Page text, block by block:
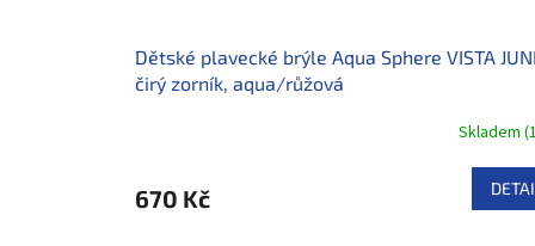
Dětské plavecké brýle Aqua Sphere VISTA
čirý zorník, aqua/růžová
Skladem(
670 Kč